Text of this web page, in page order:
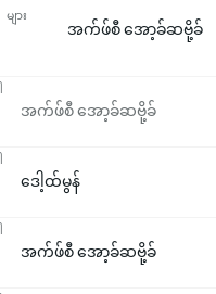
များ
အက်ဖ်စီ အော့ခ်ဆဗို့ခ်
အက်ဖ်စီ အော့ခ်ဆဗို့ခ်
ဒေါ့ထ်မွန်
အက်ဖ်စီ အော့ခ်ဆဗို့ခ်